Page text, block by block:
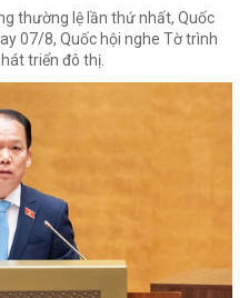
thường lệ lần thứ nhất, Quốc
07/8, Quốc hội nghe Tờ trình
triển đô thị.